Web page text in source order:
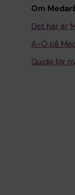
Om
Det här är
A-Ö på
Guide för